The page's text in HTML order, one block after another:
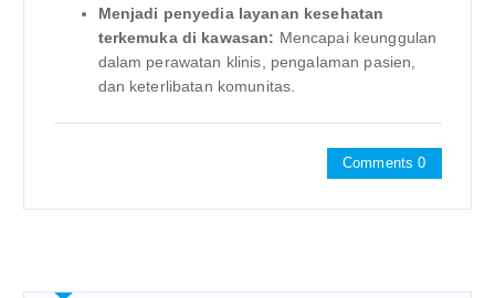
Menjadi penyedia layanan kesehatan
terkemuka di kawasan: Mencapai keunggulan
dalam perawatan klinis, pengalaman pasien,
dan keterlibatan komunitas.
Comments 0